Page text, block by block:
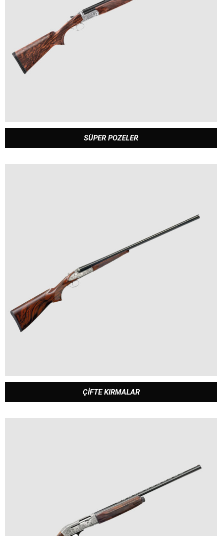
SÜPER POZELER
ÇİFTE KIRMALAR